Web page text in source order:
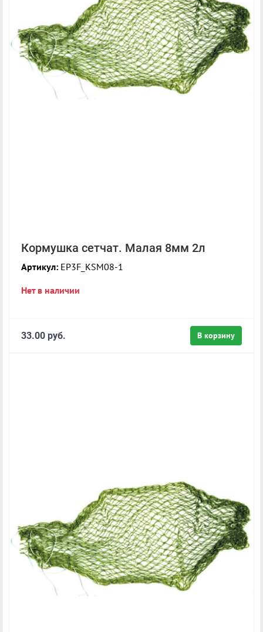
Кормушка сетчат. Малая 8мм 2л
Артикул: EP3F_KSM08-1
Нет в наличии
В корзину
33.00 руб.